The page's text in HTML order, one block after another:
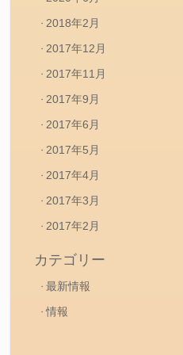
2018年2月
2017年12月
2017年11月
2017年9月
2017年6月
2017年5月
2017年4月
2017年3月
2017年2月
カテゴリー
最新情報
情報